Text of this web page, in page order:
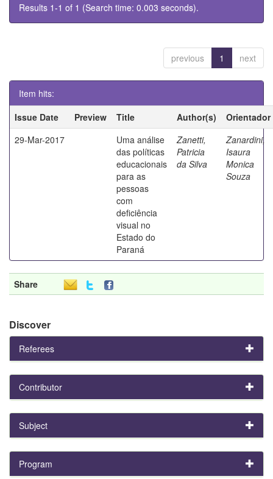
Results 1-1 of 1 (Search time: 0.003 seconds).
previous 1 next
Item hits:
Issue Date
Preview Title Author(s)
Orientador
29-Mar-2017
Uma análise
das políticas
educacionais
para as
pessoas
com
deficiência
visual no
Estado do
Paraná
Zanetti,
Patricia
da Silva
Zanardini,
Isaura
Monica
Souza
Share
Discover
Referees
Contributor
Subject
Program